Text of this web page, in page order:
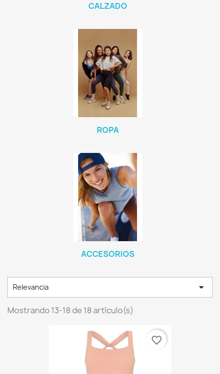
CALZADO
ROPA
ACCESORIOS
Relevancia 
Mostrando 13-18 de 18 artículo(s)
favorite_border